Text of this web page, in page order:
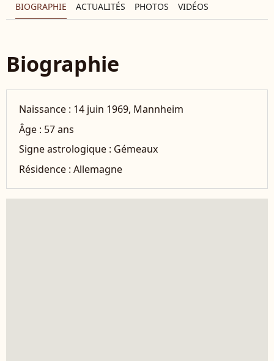
BIOGRAPHIE ACTUALITÉS PHOTOS VIDÉOS
Biographie
Naissance : 14 juin 1969, Mannheim
Âge : 57 ans
Signe astrologique : Gémeaux
Résidence :Allemagne